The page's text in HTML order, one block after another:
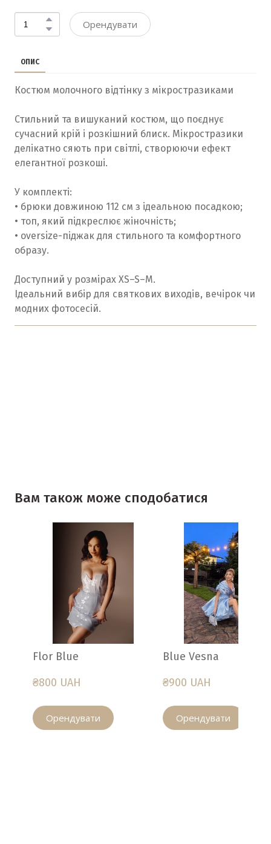
Орендувати
ОПИС
Костюм молочного відтінку з мікростразиками
Стильний та вишуканий костюм, що поєднує
сучасний крій і розкішний блиск. Мікростразики
делікатно сяють при світлі, створюючи ефект
елегантної розкоші.
У комплекті:
• брюки довжиною 112 см з ідеальною посадкою;
• топ, який підкреслює жіночність;
• oversize-піджак для стильного та комфортного
образу.
Доступний у розмірах XS–S–M.
Ідеальний вибір для святкових виходів, вечірок чи
модних фотосесій.
Вам також може сподобатися
Flor Blue
₴800 UAH
Орендувати
Blue Vesna
₴900 UAH
Орендувати